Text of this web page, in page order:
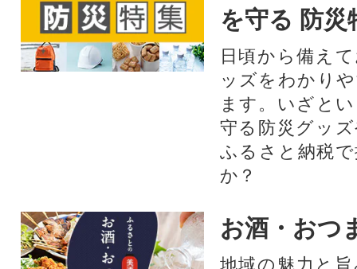
を守る 防災
日頃から備え
ッズをわかり
ます。いざと
守る防災グッ
ふるさと納税
か？
お酒・おつ
地域の魅力と